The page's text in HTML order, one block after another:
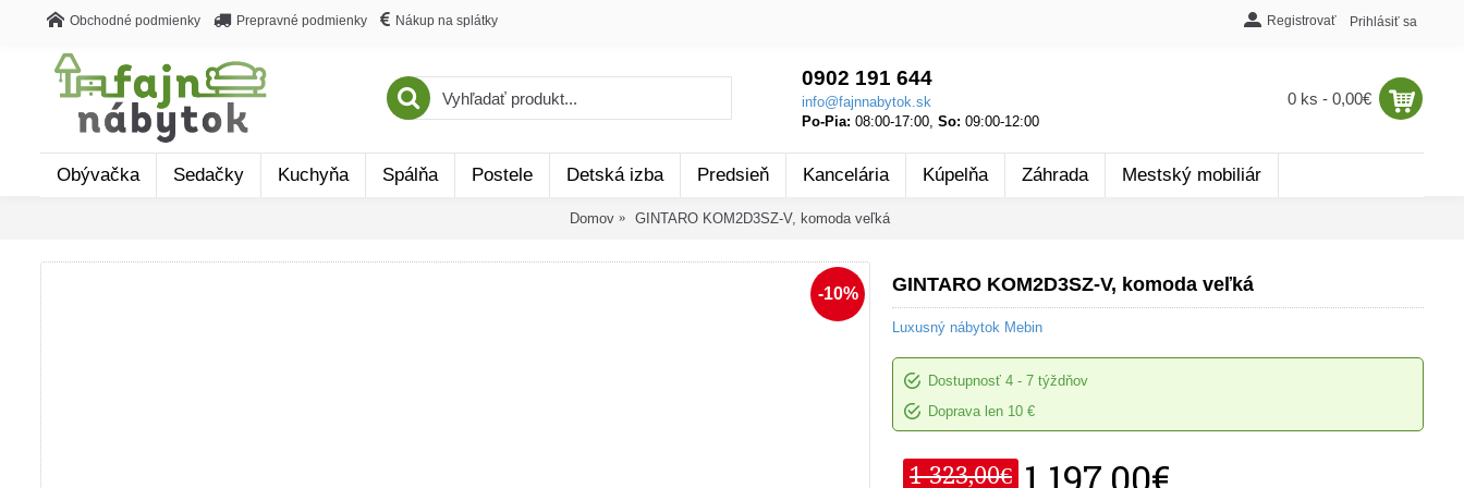
Obchodné podmienky Prepravné podmienky Nákup na splátky Registrovať Prihlásiť sa
0902 191 644
info@fajnnabytok.sk
Po-Pia: 08:00-17:00, So: 09:00-12:00
0 ks - 0,00€
Obývačka Sedačky Kuchyňa Spálňa Postele Detská izba Predsieň Kancelária Kúpelňa Záhrada Mestský mobiliár
Domov GINTARO KOM2D3SZ-V, komoda veľká
-10% GINTARO KOM2D3SZ-V, komoda veľká
Luxusný nábytok Mebin
Dostupnosť 4 - 7 týždňov
Doprava len 10 €
1 323,00€ 1 197,00€